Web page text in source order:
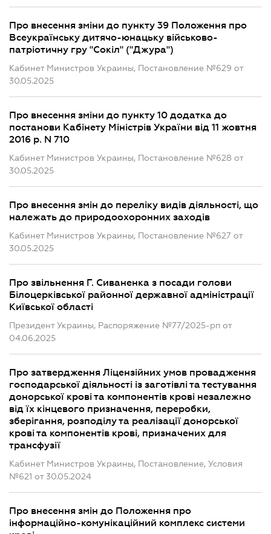
Про внесення зміни до пункту 39 Положення про
Всеукраїнську дитячо-юнацьку військово-
патріотичну гру "Сокіл" ("Джура")
Кабинет Министров Украины, Постановление №629 от
30.05.2025
Про внесення зміни до пункту 10 додатка до
постанови Кабінету Міністрів України від 11 жовтня
2016 р. N 710
Кабинет Министров Украины, Постановление №628 от
30.05.2025
Про внесення змін до переліку видів діяльності, що
належать до природоохоронних заходів
Кабинет Министров Украины, Постановление №627 от
30.05.2025
Про звільнення Г. Сиваненка з посади голови
Білоцерківської районної державної адміністрації
Київської області
Президент Украины, Распоряжение №77/2025-рп от
04.06.2025
Про затвердження Ліцензійних умов провадження
господарської діяльності із заготівлі та тестування
донорської крові та компонентів крові незалежно
від їх кінцевого призначення, переробки,
зберігання, розподілу та реалізації донорської
крові та компонентів крові, призначених для
трансфузії
Кабинет Министров Украины, Постановление, Условия
№621 от 30.05.2024
Про внесення змін до Положення про
інформаційно-комунікаційний комплекс системи